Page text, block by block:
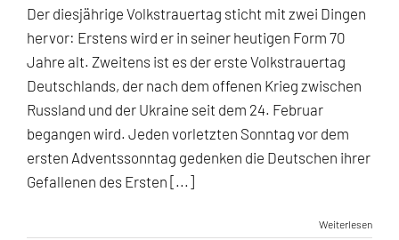
des
Volkstrauertags
2022
Der diesjährige Volkstrauertag sticht mit zwei Dingen
hervor: Erstens wird er in seiner heutigen Form 70
Jahre alt. Zweitens ist es der erste Volkstrauertag
Deutschlands, der nach dem offenen Krieg zwischen
Russland und der Ukraine seit dem 24. Februar
begangen wird. Jeden vorletzten Sonntag vor dem
ersten Adventssonntag gedenken die Deutschen ihrer
Gefallenen des Ersten [...]
Weiterlesen